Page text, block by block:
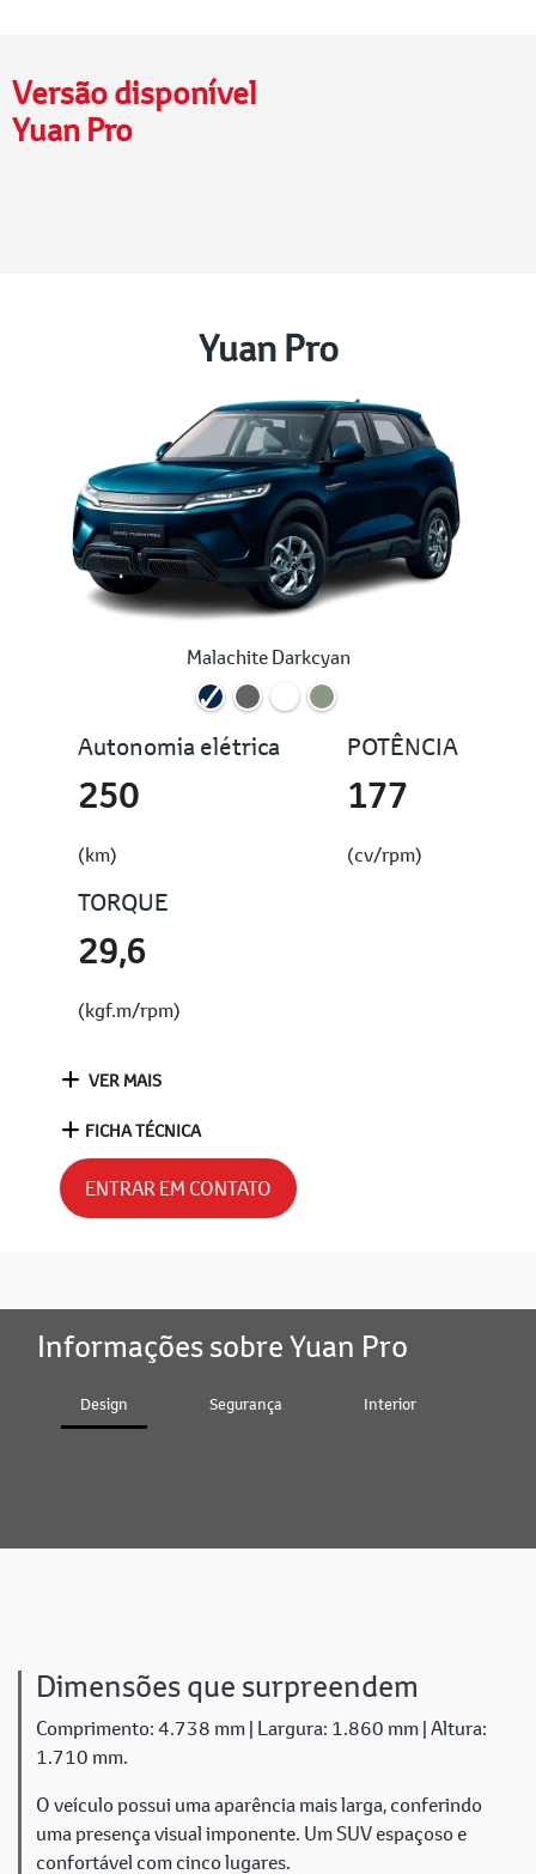
Versão disponível
Yuan Pro
Yuan Pro
Malachite Darkcyan
Autonomia elétrica
250
(km)
POTÊNCIA
177
(cv/rpm)
TORQUE
29,6
(kgf.m/rpm)
VER MAIS
FICHA TÉCNICA
ENTRAR EM CONTATO
Informações sobre Yuan Pro
Design Segurança Interior
Dimensões que surpreendem
Comprimento: 4.738 mm | Largura: 1.860 mm | Altura:
1.710 mm.
O veículo possui uma aparência mais larga, conferindo
uma presença visual imponente. Um SUV espaçoso e
confortável com cinco lugares.